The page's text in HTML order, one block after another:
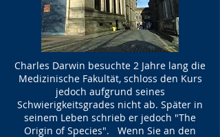
Charles Darwin besuchte 2 Jahre lang die
Medizinische Fakultät, schloss den Kurs
jedoch aufgrund seines
Schwierigkeitsgrades nicht ab. Später in
seinem Leben schrieb er jedoch "The
Origin of Species". Wenn Sie an den